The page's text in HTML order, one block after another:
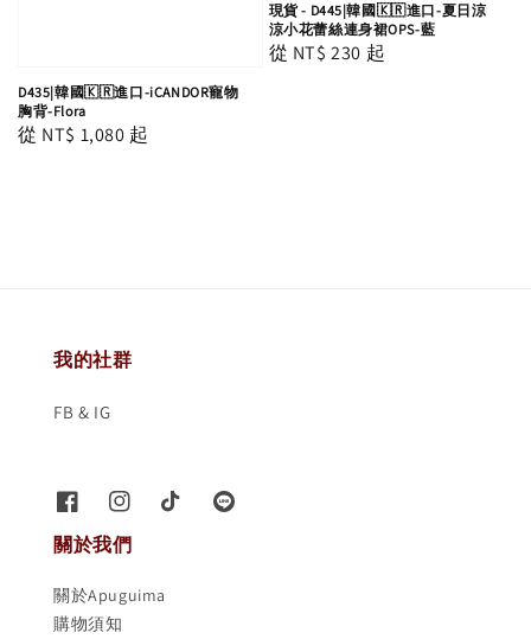
D435|韓國🇰🇷進口-iCANDOR寵物
胸背-Flora
Regular
從 NT$ 1,080 起
現貨 - D445|韓國🇰🇷進口-夏日涼
涼小花蕾絲連身裙OPS-藍
Regular
從 NT$ 230 起
我的社群
FB & IG
關於我們
關於Apuguima
購物須知